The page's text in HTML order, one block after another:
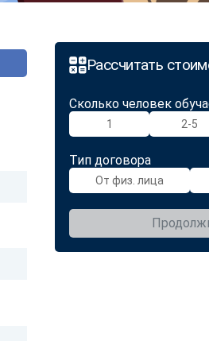
Рассчитать
Сколько человек
1 2-5
Тип договора
От физ. лица